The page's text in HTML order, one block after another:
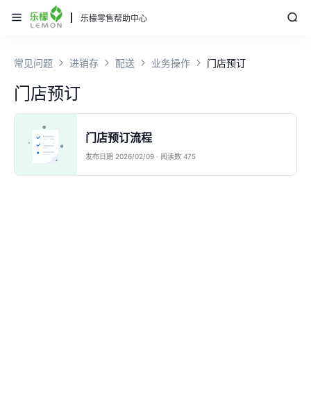
乐檬零售帮助中心
常见问题 进销存 配送 业务操作 门店预订
门店预订
门店预订流程
发布日期 2026/02/09 · 阅读数 475